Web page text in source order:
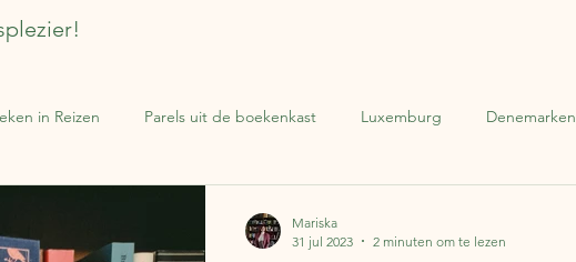
in Reizen Parels uit de boekenkast Luxemburg Denemarken
Mariska
31 jul 2023
2 minuten om te lezen